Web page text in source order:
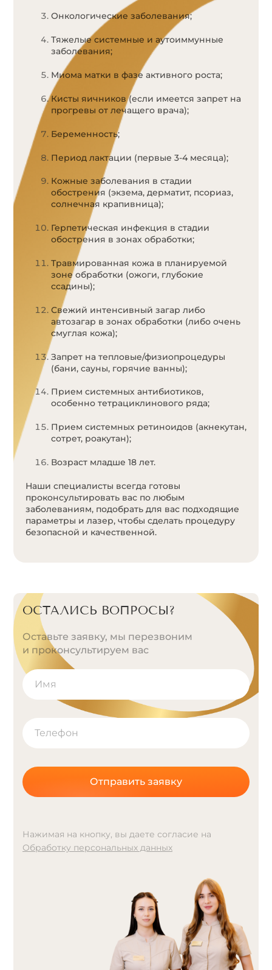
Онкологические заболевания;
Тяжелые системные и аутоиммунные
заболевания;
Миома матки в фазе активного роста;
Кисты яичников (если имеется запрет на
прогревы от лечащего врача);
Беременность;
Период лактации (первые 3-4 месяца);
Кожные заболевания в стадии
обострения (экзема, дерматит, псориаз,
солнечная крапивница);
Герпетическая инфекция в стадии
обострения в зонах обработки;
Травмированная кожа в планируемой
зоне обработки (ожоги, глубокие
ссадины);
Свежий интенсивный загар либо
автозагар в зонах обработки (либо очень
смуглая кожа);
Запрет на тепловые/физиопроцедуры
(бани, сауны, горячие ванны);
Прием системных антибиотиков,
особенно тетрациклинового ряда;
Прием системных ретиноидов (акнекутан,
сотрет, роакутан);
Возраст младше 18 лет.
Наши специалисты всегда готовы
проконсультировать вас по любым
заболеваниям, подобрать для вас подходящие
параметры и лазер, чтобы сделать процедуру
безопасной и качественной.
ОСТАЛИСЬ ВОПРОСЫ?
Оставьте заявку, мы перезвоним
и проконсультируем вас
Отправить заявку
Нажимая на кнопку, вы даете согласие на
Обработку персональных данных